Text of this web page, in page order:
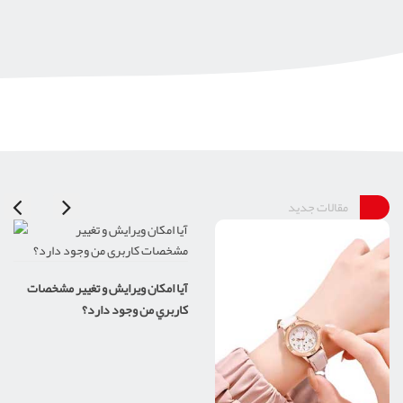
مقالات جدید
آيا امکان ويرايش و تغيير مشخصات
کاربري من وجود دارد؟